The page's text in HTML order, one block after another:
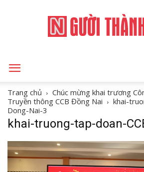
THÀNH
ĐẠT
Trang chủ
Chúc mừng khai trương
Truyền thông CCB Đồng Nai
khai-
Dong-Nai-3
khai-truong-tap-doan-